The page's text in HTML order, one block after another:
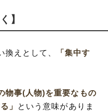
】
換えとして、
「集中す
物事(人物)を重要なもの
」
という意味がありま